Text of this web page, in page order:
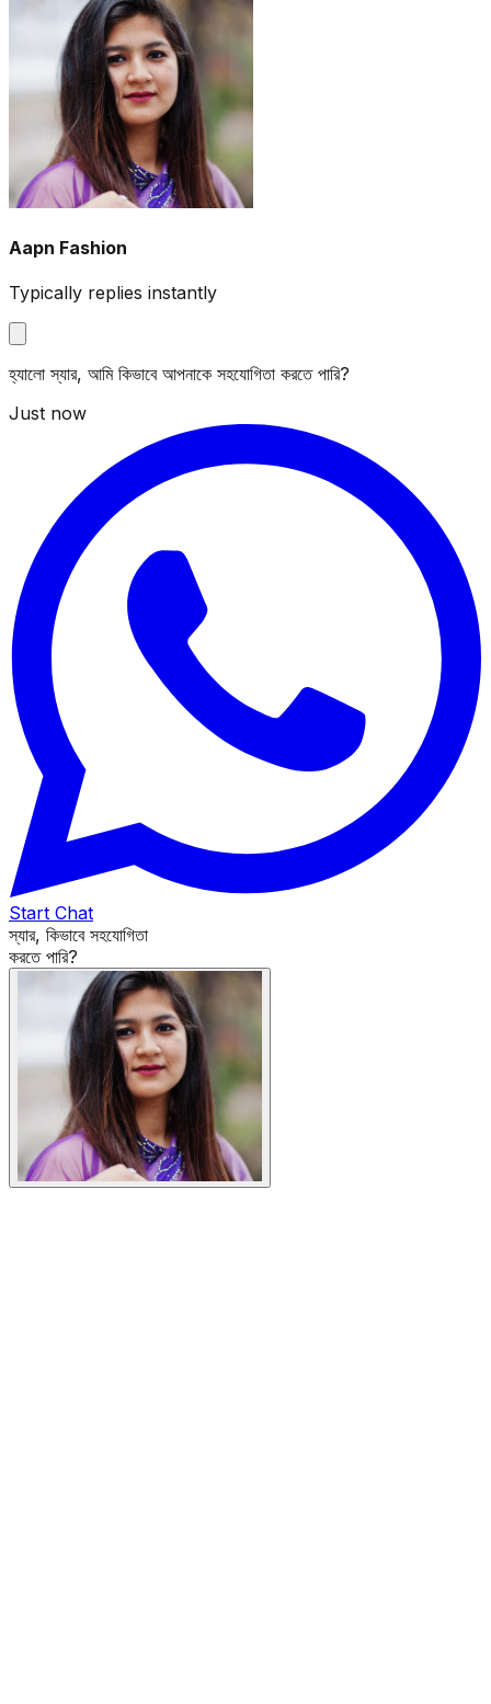
Aapn Fashion
Typically replies instantly
হ্যালো স্যার, আমি কিভাবে আপনাকে সহযোগিতা করতে পারি?
Just now
Start Chat
স্যার, কিভাবে সহযোগিতা
করতে পারি?